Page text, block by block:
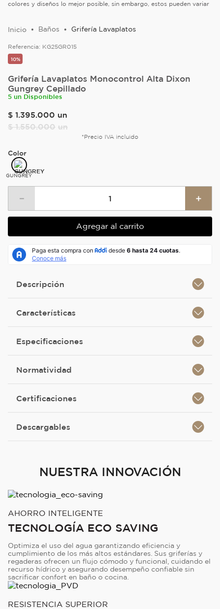
colores y diseños lo mejor posible, sin embargo, estos pueden variar
Baños Grifería Lavaplatos
Referencia: KG25GR015
10%
Grifería Lavaplatos Monocontrol Alta Dixon
Gungrey Cepillado
5 un Disponibles
$ 1.395.000 un
$ 1.550.000 un
*Precio IVA incluido
Color
GUNGREY
＋
－
Agregar al carrito
Descripción
Características
Especificaciones
Normatividad
Certificaciones
Descargables
NUESTRA INNOVACIÓN
AHORRO INTELIGENTE
TECNOLOGÍA ECO SAVING
Optimiza el uso del agua garantizando eficiencia y
cumplimiento de los más altos estándares. Sus griferías y
regaderas ofrecen un flujo cómodo y funcional, cuidando el
recurso hídrico y asegurando desempeño confiable sin
sacrificar confort en baño o cocina.
RESISTENCIA SUPERIOR